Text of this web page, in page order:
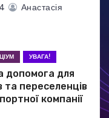
Анастасія
УВАГА!
допомога для
та переселенців
компанії